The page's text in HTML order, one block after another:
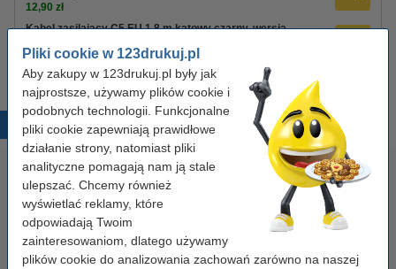
Pliki cookie w 123drukuj.pl
Aby zakupy w 123drukuj.pl były jak
najprostsze, używamy plików cookie i
podobnych technologii. Funkcjonalne
pliki cookie zapewniają prawidłowe
działanie strony, natomiast pliki
analityczne pomagają nam ją stale
ulepszać. Chcemy również
wyświetlać reklamy, które
odpowiadają Twoim
zainteresowaniom, dlatego używamy
plików cookie do analizowania zachowań zarówno na naszej
12,90 zł
Kabel zasilający C5 EU 1,8 m kątowy czarny, wersja
8,90 zł
Popularne produkty